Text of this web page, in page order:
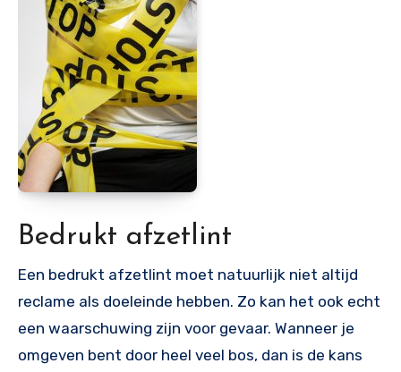
Bedrukt afzetlint
Een bedrukt afzetlint moet natuurlijk niet altijd
reclame als doeleinde hebben. Zo kan het ook echt
een waarschuwing zijn voor gevaar. Wanneer je
omgeven bent door heel veel bos, dan is de kans